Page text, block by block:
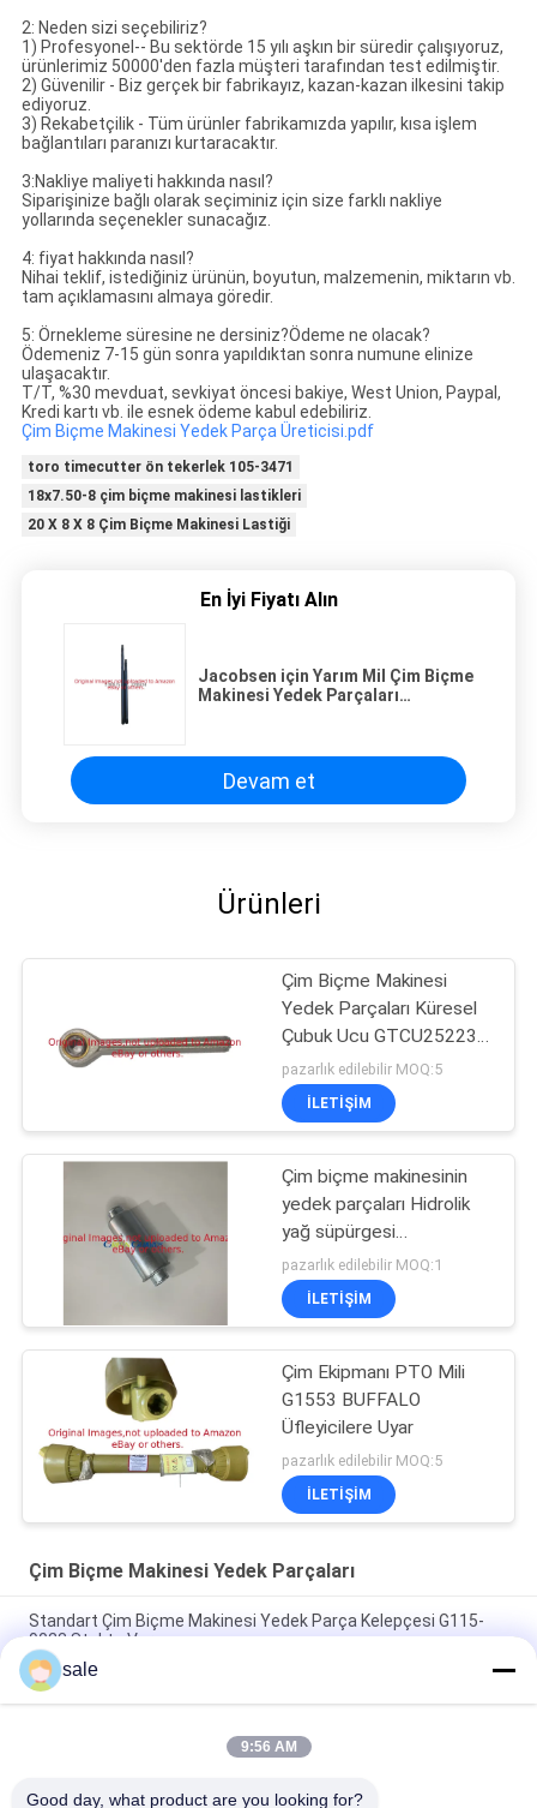
2: Neden sizi seçebiliriz?
1) Profesyonel-- Bu sektörde 15 yılı aşkın bir süredir çalışıyoruz,
ürünlerimiz 50000'den fazla müşteri tarafından test edilmiştir.
2) Güvenilir - Biz gerçek bir fabrikayız, kazan-kazan ilkesini takip
ediyoruz.
3) Rekabetçilik - Tüm ürünler fabrikamızda yapılır, kısa işlem
bağlantıları paranızı kurtaracaktır.
3:Nakliye maliyeti hakkında nasıl?
Siparişinize bağlı olarak seçiminiz için size farklı nakliye
yollarında seçenekler sunacağız.
4: fiyat hakkında nasıl?
Nihai teklif, istediğiniz ürünün, boyutun, malzemenin, miktarın vb.
tam açıklamasını almaya göredir.
5: Örnekleme süresine ne dersiniz?Ödeme ne olacak?
Ödemeniz 7-15 gün sonra yapıldıktan sonra numune elinize
ulaşacaktır.
T/T, %30 mevduat, sevkiyat öncesi bakiye, West Union, Paypal,
Kredi kartı vb. ile esnek ödeme kabul edebiliriz.
Çim Biçme Makinesi Yedek Parça Üreticisi.pdf
toro timecutter ön tekerlek 105-3471
18x7.50-8 çim biçme makinesi lastikleri
20 X 8 X 8 Çim Biçme Makinesi Lastiği
En İyi Fiyatı Alın
Jacobsen için Yarım Mil Çim Biçme
Makinesi Yedek Parçaları
Devam et
Ürünleri
Çim Biçme Makinesi
Yedek Parçaları Küresel
Çubuk Ucu GTCU25223,
Deere Biçme Makinesine
Uyar
pazarlık edilebilir MOQ:5
İLETIŞIM
Çim biçme makinesinin
yedek parçaları Hidrolik
yağ süpürgesi
GTCA13646 Fits Deere
Hafif Fairway biçme
makineleri
pazarlık edilebilir MOQ:1
İLETIŞIM
Çim Ekipmanı PTO Mili
G1553 BUFFALO
Üfleyicilere Uyar
pazarlık edilebilir MOQ:5
İLETIŞIM
Çim Biçme Makinesi Yedek Parçaları
Standart Çim Biçme Makinesi Yedek Parça Kelepçesi G115-
9023 Stokta Var
Standart Boy Çim Biçme Makinesi Yedek Parça Kelepçesi
GAET11311 Deere'a Uyar
Çim biçme makinesinin yedek parçaları Bracket - Yoke Adapter
sale
9:56 AM
Good day, what product are you looking for?